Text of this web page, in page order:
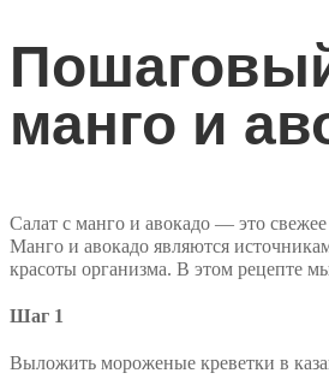
манго и
Салат с манго и авокадо — это
Манго и авокадо являются
красоты организма. В этом рецепте
Шаг 1
Выложить мороженые креветки в